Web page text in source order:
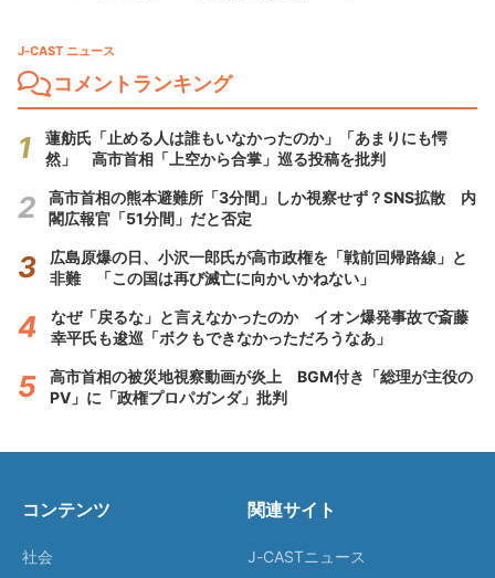
J-CAST ニュース
コメントランキング
蓮舫氏「止める人は誰もいなかったのか」「あまりにも愕
然」 高市首相「上空から合掌」巡る投稿を批判
高市首相の熊本避難所「3分間」しか視察せず？SNS拡散 内
閣広報官「51分間」だと否定
広島原爆の日、小沢一郎氏が高市政権を「戦前回帰路線」と
非難 「この国は再び滅亡に向かいかねない」
なぜ「戻るな」と言えなかったのか イオン爆発事故で斎藤
幸平氏も逡巡「ボクもできなかっただろうなあ」
高市首相の被災地視察動画が炎上 BGM付き「総理が主役の
PV」に「政権プロパガンダ」批判
コンテンツ
社会
関連サイト
J-CASTニュース